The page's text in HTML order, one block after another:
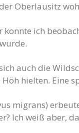
Oberlausitz
konnte ich
auch die
hielten. Eine
migrans)
Ich weiß aber,